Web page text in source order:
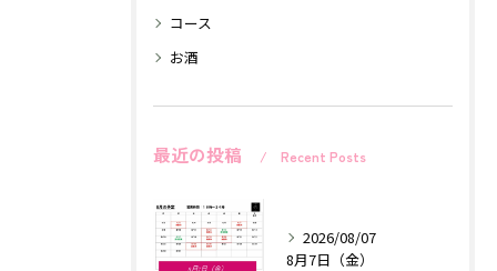
コース
お酒
最近の投稿 Recent Posts
2026/08/07
8月7日（金）